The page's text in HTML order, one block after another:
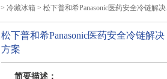
>冷藏冰箱 > 松下普和希Panasonic医药安全冷链解决方案
松下普和希Panasonic医药安全冷链解决
方案
简要描述：